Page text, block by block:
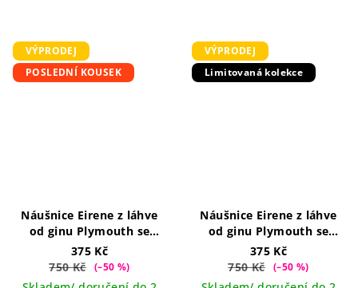
VÝPRODEJ
POSLEDNÍ KOUSEK
Náušnice Eirene z láhve
od ginu Plymouth se
třpytkami na dlouhém
háčku
375 Kč
750 Kč
(–50 %)
VÝPRODEJ
Limitovaná kolekce
Náušnice Eirene z láhve
od ginu Plymouth se
třpytkami na kroužku
375 Kč
750 Kč
(–50 %)